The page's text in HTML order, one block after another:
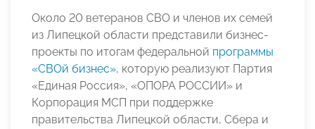
Около 20 ветеранов СВО и членов их семей
из Липецкой области представили бизнес-
проекты по итогам федеральной программы
«СВОй бизнес», которую реализуют Партия
«Единая Россия», «ОПОРА РОССИИ» и
Корпорация МСП при поддержке
правительства Липецкой области, Сбера и